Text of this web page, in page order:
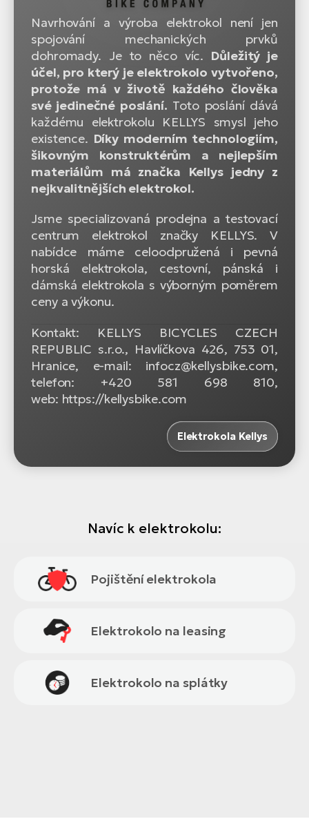
Navrhování a výroba elektrokol není jen
spojování mechanických prvků
dohromady. Je to něco víc. Důležitý je
účel, pro který je elektrokolo vytvořeno,
protože má v životě každého člověka
své jedinečné poslání. Toto poslání dává
každému elektrokolu KELLYS smysl jeho
existence. Díky moderním technologiím,
šikovným konstruktérům a nejlepším
materiálům má značka Kellys jedny z
nejkvalitnějších elektrokol.
Jsme specializovaná prodejna a testovací
centrum elektrokol značky KELLYS. V
nabídce máme celoodpružená i pevná
horská elektrokola, cestovní, pánská i
dámská elektrokola s výborným poměrem
ceny a výkonu.
Kontakt: KELLYS BICYCLES CZECH
REPUBLIC s.r.o., Havlíčkova 426, 753 01,
Hranice, e-mail: infocz@kellysbike.com,
telefon: +420 581 698 810,
web: https://kellysbike.com
Elektrokola Kellys
Navíc k elektrokolu:
Pojištění elektrokola
Elektrokolo na leasing
Elektrokolo na splátky